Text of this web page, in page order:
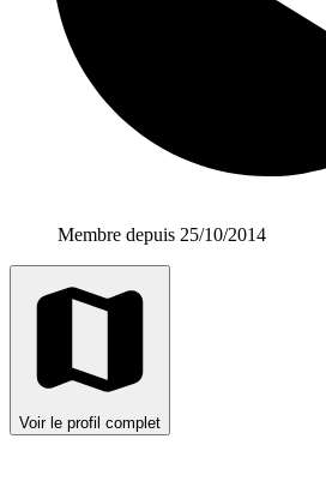
Membre depuis 25/10/2014
Voir le profil complet